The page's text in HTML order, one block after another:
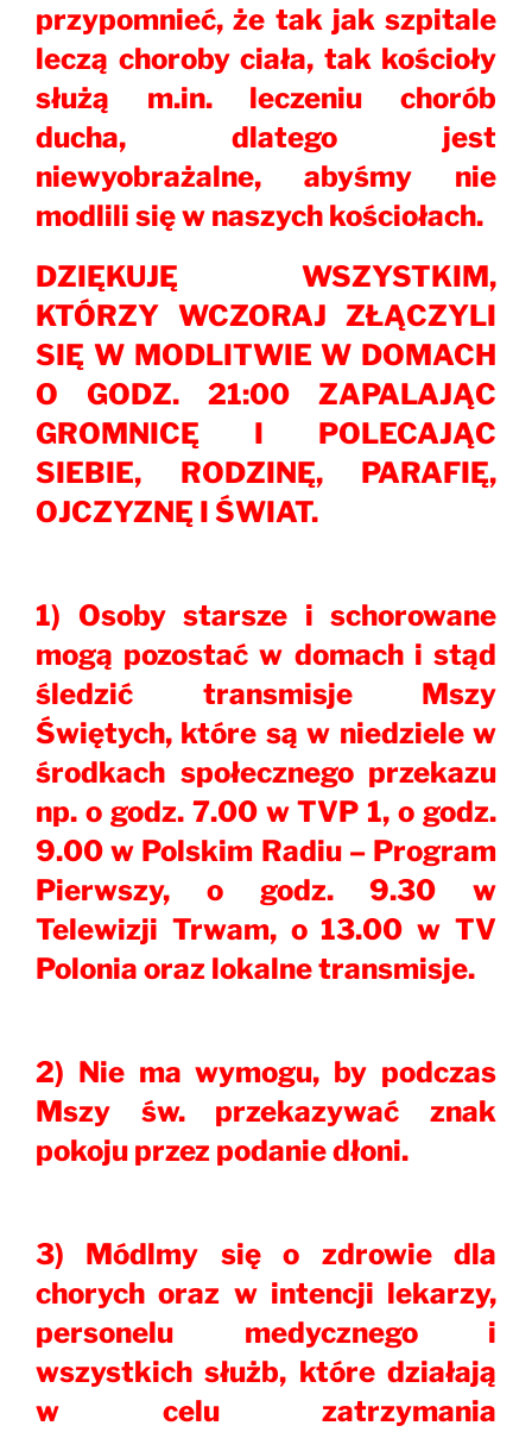
przypomnieć, że tak jak szpitale
leczą choroby ciała, tak kościoły
służą m.in. leczeniu chorób
ducha, dlatego jest
niewyobrażalne, abyśmy nie
modlili się w naszych kościołach.
DZIĘKUJĘ WSZYSTKIM,
KTÓRZY WCZORAJ ZŁĄCZYLI
SIĘ W MODLITWIE W DOMACH
O GODZ. 21:00 ZAPALAJĄC
GROMNICĘ I POLECAJĄC
SIEBIE, RODZINĘ, PARAFIĘ,
OJCZYZNĘ I ŚWIAT.
1) Osoby starsze i schorowane
mogą pozostać w domach i stąd
śledzić transmisje Mszy
Świętych, które są w niedziele w
środkach społecznego przekazu
np. o godz. 7.00 w TVP 1, o godz.
9.00 w Polskim Radiu – Program
Pierwszy, o godz. 9.30 w
Telewizji Trwam, o 13.00 w TV
Polonia oraz lokalne transmisje.
2) Nie ma wymogu, by podczas
Mszy św. przekazywać znak
pokoju przez podanie dłoni.
3) Módlmy się o zdrowie dla
chorych oraz w intencji lekarzy,
personelu medycznego i
wszystkich służb, które działają
w celu zatrzymania